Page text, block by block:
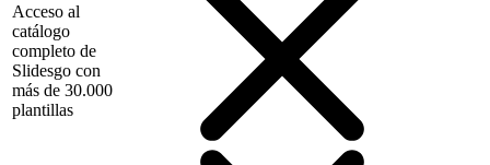
Acceso al
catálogo
completo de
Slidesgo con
más de 30.000
plantillas